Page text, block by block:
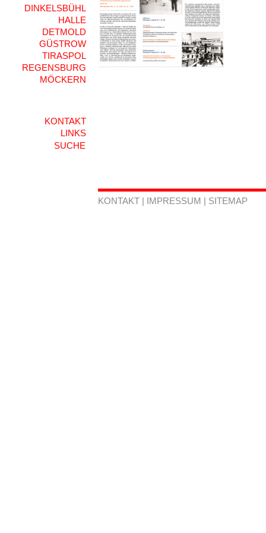
DINKELSBÜHL
HALLE
DETMOLD
GÜSTROW
TIRASPOL
REGENSBURG
MÖCKERN
KONTAKT
LINKS
KONTAKT | IMPRESSUM | SITEMAP